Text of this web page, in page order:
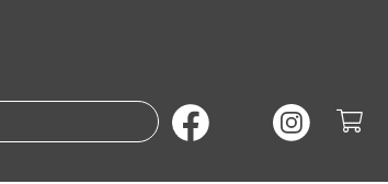
Suche nach Büchern oder